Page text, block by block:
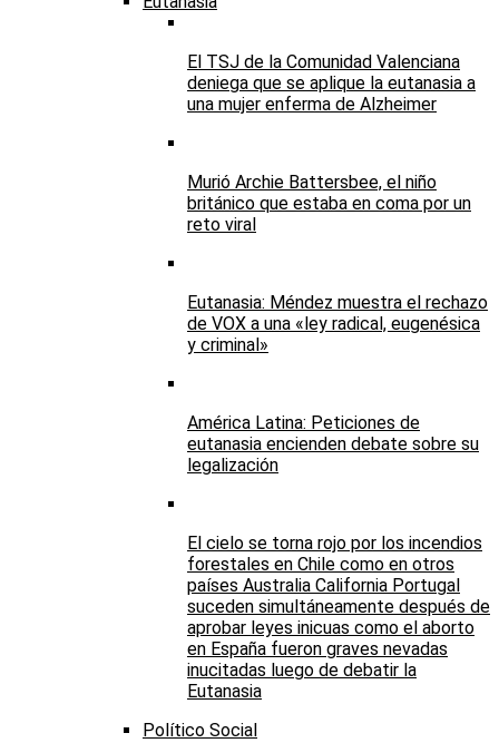
El TSJ de la Comunidad Valenciana
deniega que se aplique la eutanasia a
una mujer enferma de Alzheimer
Murió Archie Battersbee, el niño
británico que estaba en coma por un
reto viral
Eutanasia: Méndez muestra el rechazo
de VOX a una «ley radical, eugenésica
y criminal»
América Latina: Peticiones de
eutanasia encienden debate sobre su
legalización
El cielo se torna rojo por los incendios
forestales en Chile como en otros
países Australia California Portugal
suceden simultáneamente después de
aprobar leyes inicuas como el aborto
en España fueron graves nevadas
inucitadas luego de debatir la
Eutanasia
Político Social